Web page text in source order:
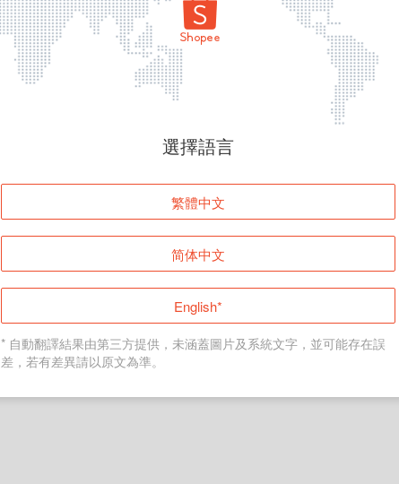
頁面無法顯示
登入
返回首頁
選擇語言
繁體中文
简体中文
English*
* 自動翻譯結果由第三方提供，未涵蓋圖片及系統文字，並可能存在誤
差，若有差異請以原文為準。